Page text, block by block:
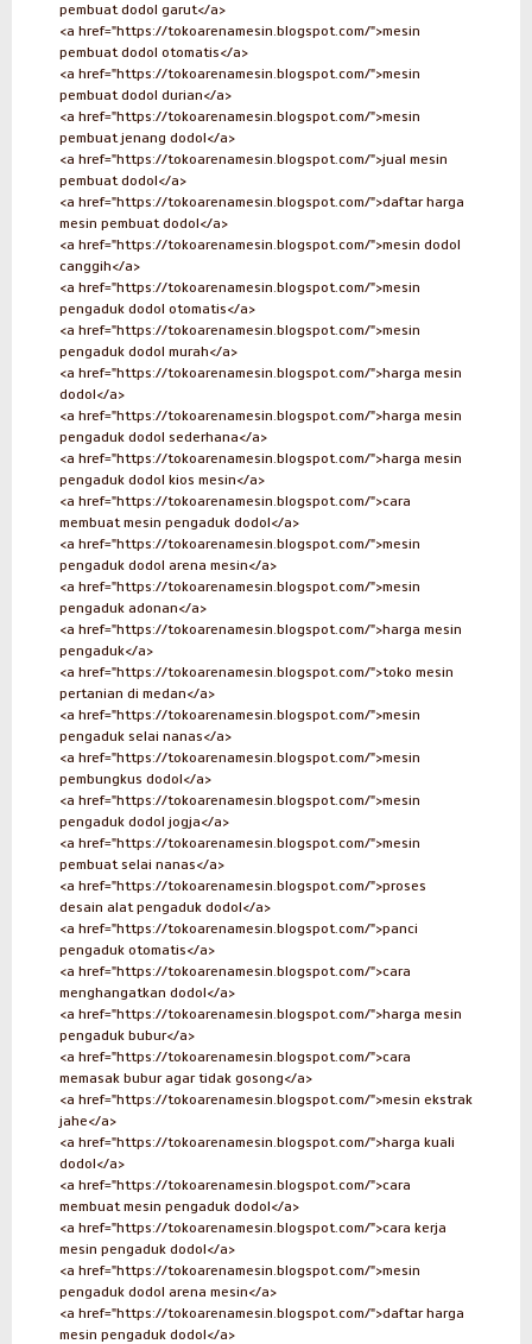
pembuat dodol garut</a>
<a href="https://tokoarenamesin.blogspot.com/">mesin
pembuat dodol otomatis</a>
<a href="https://tokoarenamesin.blogspot.com/">mesin
pembuat dodol durian</a>
<a href="https://tokoarenamesin.blogspot.com/">mesin
pembuat jenang dodol</a>
<a href="https://tokoarenamesin.blogspot.com/">jual mesin
pembuat dodol</a>
<a href="https://tokoarenamesin.blogspot.com/">daftar harga
mesin pembuat dodol</a>
<a href="https://tokoarenamesin.blogspot.com/">mesin dodol
canggih</a>
<a href="https://tokoarenamesin.blogspot.com/">mesin
pengaduk dodol otomatis</a>
<a href="https://tokoarenamesin.blogspot.com/">mesin
pengaduk dodol murah</a>
<a href="https://tokoarenamesin.blogspot.com/">harga mesin
dodol</a>
<a href="https://tokoarenamesin.blogspot.com/">harga mesin
pengaduk dodol sederhana</a>
<a href="https://tokoarenamesin.blogspot.com/">harga mesin
pengaduk dodol kios mesin</a>
<a href="https://tokoarenamesin.blogspot.com/">cara
membuat mesin pengaduk dodol</a>
<a href="https://tokoarenamesin.blogspot.com/">mesin
pengaduk dodol arena mesin</a>
<a href="https://tokoarenamesin.blogspot.com/">mesin
pengaduk adonan</a>
<a href="https://tokoarenamesin.blogspot.com/">harga mesin
pengaduk</a>
<a href="https://tokoarenamesin.blogspot.com/">toko mesin
pertanian di medan</a>
<a href="https://tokoarenamesin.blogspot.com/">mesin
pengaduk selai nanas</a>
<a href="https://tokoarenamesin.blogspot.com/">mesin
pembungkus dodol</a>
<a href="https://tokoarenamesin.blogspot.com/">mesin
pengaduk dodol jogja</a>
<a href="https://tokoarenamesin.blogspot.com/">mesin
pembuat selai nanas</a>
<a href="https://tokoarenamesin.blogspot.com/">proses
desain alat pengaduk dodol</a>
<a href="https://tokoarenamesin.blogspot.com/">panci
pengaduk otomatis</a>
<a href="https://tokoarenamesin.blogspot.com/">cara
menghangatkan dodol</a>
<a href="https://tokoarenamesin.blogspot.com/">harga mesin
pengaduk bubur</a>
<a href="https://tokoarenamesin.blogspot.com/">cara
memasak bubur agar tidak gosong</a>
<a href="https://tokoarenamesin.blogspot.com/">mesin ekstrak
jahe</a>
<a href="https://tokoarenamesin.blogspot.com/">harga kuali
dodol</a>
<a href="https://tokoarenamesin.blogspot.com/">cara
membuat mesin pengaduk dodol</a>
<a href="https://tokoarenamesin.blogspot.com/">cara kerja
mesin pengaduk dodol</a>
<a href="https://tokoarenamesin.blogspot.com/">mesin
pengaduk dodol arena mesin</a>
<a href="https://tokoarenamesin.blogspot.com/">daftar harga
mesin pengaduk dodol</a>